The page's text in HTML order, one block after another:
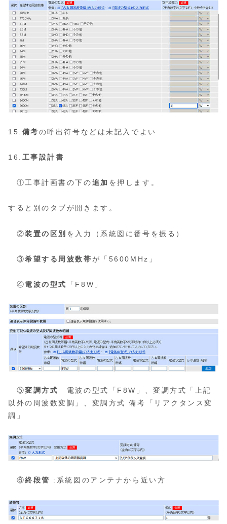
15. 備考の呼出符号などは未記入でよい
16. 工事設計書
①工事計画書の下の追加 を押します。
すると別のタブが開きます。
②装置の区別 を入力（系統図に番号を振る）
③希望する周波数帯 が「5600MHz」
④電波の型式 「F8W」
⑤変調方式
電波の型式「F8W」、変調方式「上記
以外の周波数変調」、変調方式 備考「リアクタンス変
調」
⑥終段管 :系統図のアンテナから近い方